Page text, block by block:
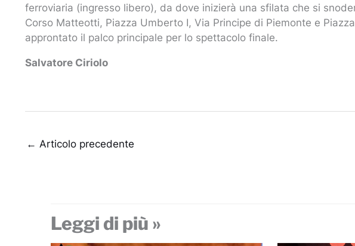
ferroviaria (ingresso libero), da dove inizierà una sfilata che si
Corso Matteotti, Piazza Umberto I, Via Principe di Piemonte e
approntato il palco principale per lo spettacolo finale.
Salvatore Ciriolo
← Articolo precedente
Leggi di più »